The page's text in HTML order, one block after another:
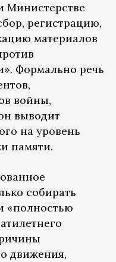
Министерстве
регистрацию,
материалов
Формально речь
войны,
выводит
на уровень
памяти.
собирать
«полностью
движения,